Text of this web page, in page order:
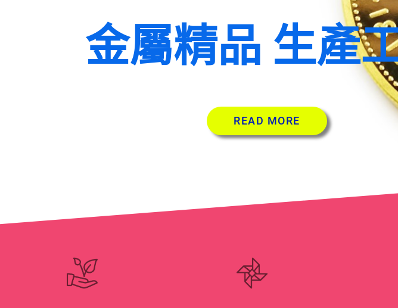
金屬精品 生產
READ MORE